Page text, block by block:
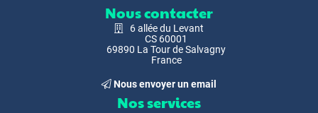
Nous contacter
6 allée du Levant
CS 60001
69890 La Tour de Salvagny
France
Nous envoyer un email
Nos services